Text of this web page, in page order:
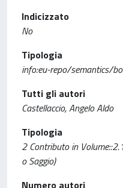
Indicizzato
No
Tipologia
info:eu-repo/semantics/
Tutti gli autori
Castellaccio, Angelo Aldo
Tipologia
2 Contributo in
o Saggio)
Numero autori